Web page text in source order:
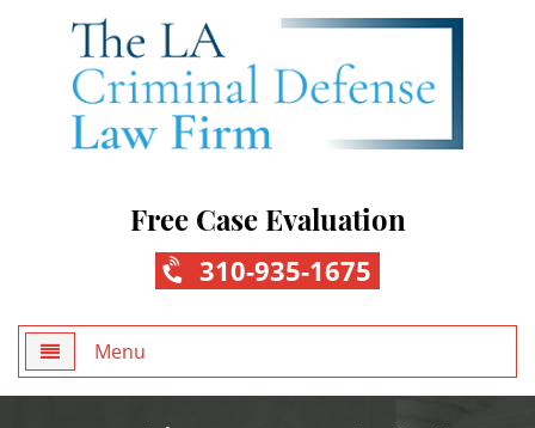
Free Case Evaluation
310-935-1675
Menu